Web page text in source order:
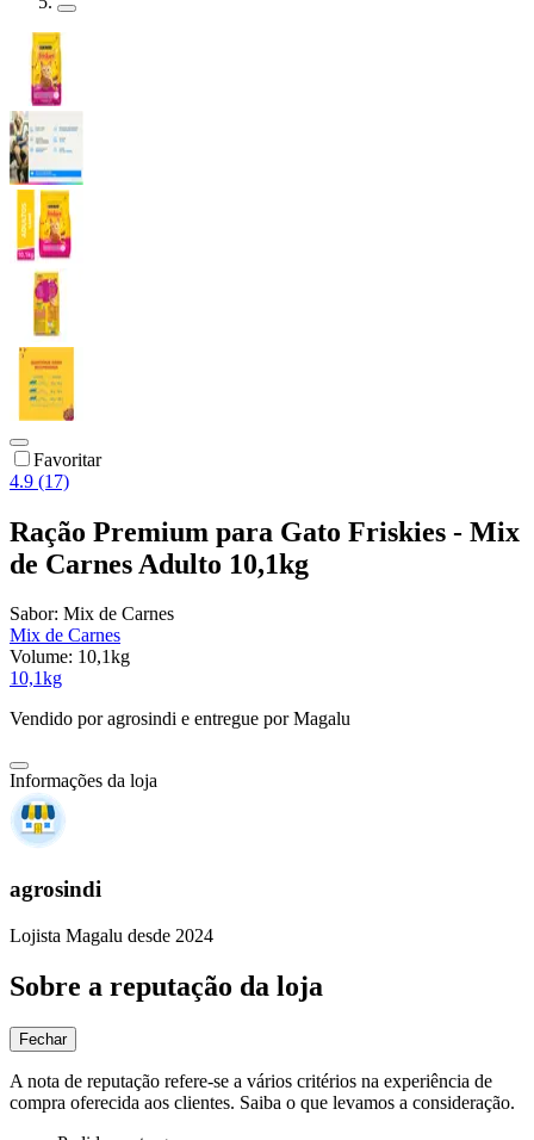
Favoritar
4.9 (17)
Ração Premium para Gato Friskies - Mix
de Carnes Adulto 10,1kg
Sabor: Mix de Carnes
Mix de Carnes
Volume: 10,1kg
10,1kg
Vendido poragrosindi e entregue por Magalu
Informações da loja
agrosindi
Lojista Magalu desde 2024
Sobre a reputação da loja
Fechar
A nota de reputação refere-se a vários critérios na experiência de
compra oferecida aos clientes. Saiba o que levamos a consideração.